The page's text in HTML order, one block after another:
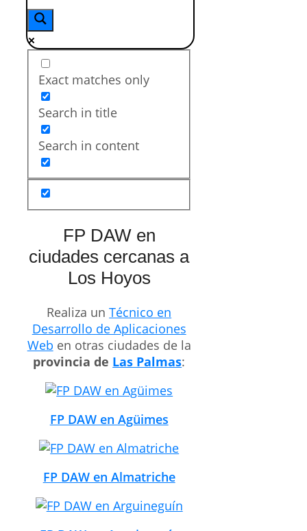
Exact matches only
Search in title
Search in content
FP DAW en
ciudades cercanas a
Los Hoyos
Realiza unTécnico en
Desarrollo de Aplicaciones
Web en otras ciudades de la
provincia de Las Palmas:
FP DAW en Agüimes
FP DAW en Almatriche